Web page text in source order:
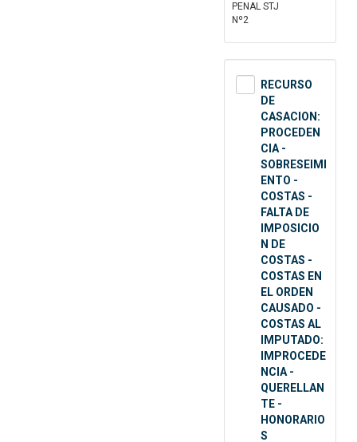
PENAL STJ
Nº2
RECURSO
DE
CASACION:
PROCEDEN
CIA -
SOBRESEIMI
ENTO -
COSTAS -
FALTA DE
IMPOSICIO
N DE
COSTAS -
COSTAS EN
EL ORDEN
CAUSADO -
COSTAS AL
IMPUTADO:
IMPROCEDE
NCIA -
QUERELLAN
TE -
HONORARIO
S